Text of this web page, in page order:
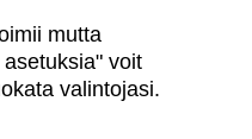
mutta
voit
valintojasi.